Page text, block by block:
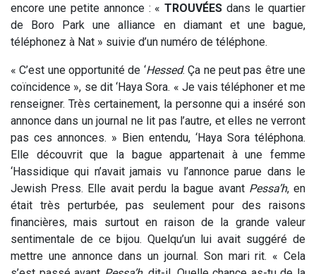
encore une petite annonce : «TROUVÉESdans le quartier
de Boro Park une alliance en diamant et une bague,
téléphonez à Nat » suivie d’un numéro de téléphone.
« C’est une opportunité de ‘Hessed. Ça ne peut pas être une
coïncidence », se dit ‘Haya Sora. « Je vais téléphoner et me
renseigner. Très certainement, la personne qui a inséré son
annonce dans un journal ne lit pas l’autre, et elles ne verront
pas ces annonces. » Bien entendu, ‘Haya Sora téléphona.
Elle découvrit que la bague appartenait à une femme
‘Hassidique qui n’avait jamais vu l’annonce parue dans le
Jewish Press. Elle avait perdu la bague avant Pessa’h, en
était très perturbée, pas seulement pour des raisons
financières, mais surtout en raison de la grande valeur
sentimentale de ce bijou. Quelqu’un lui avait suggéré de
mettre une annonce dans un journal. Son mari rit. « Cela